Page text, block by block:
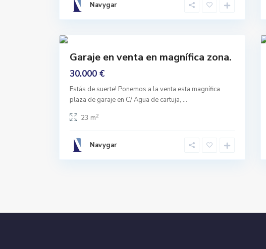
Navygar
a
d
Garaje en venta en magnífica zona.
30.000 €
Estás de suerte! Ponemos a la venta esta magnífica
plaza de garaje en C/ Agua de cartuja, ...
23 m2
Navygar